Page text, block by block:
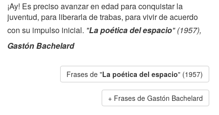
¡Ay! Es preciso avanzar en edad para conquistar la
juventud, para liberarla de trabas, para vivir de acuerdo
con su impulso inicial. "La poética del espacio" (1957),
Gastón Bachelard
Frases de "La poética del espacio" (1957)
Frases de Gastón Bachelard